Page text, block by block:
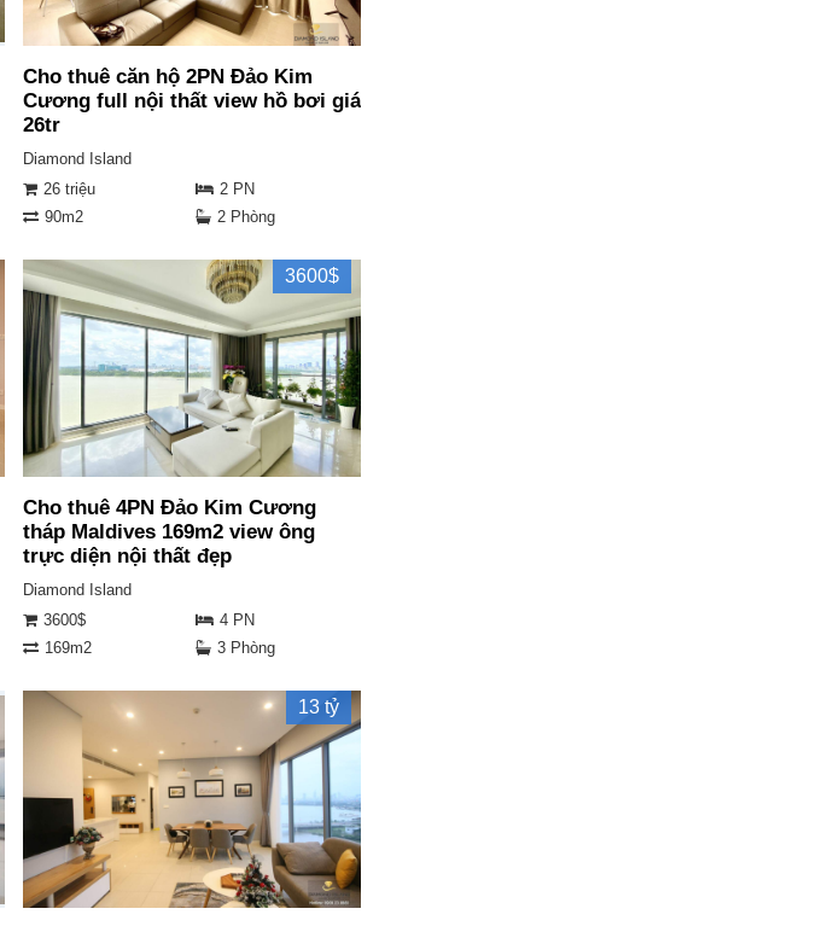
Cho thuê căn hộ 2PN Đảo Kim
Cương full nội thất view hồ bơi giá
26tr
Diamond Island
26 triệu
2 PN
90m2
2 Phòng
3600$
Cho thuê 4PN Đảo Kim Cương
tháp Maldives 169m2 view ông
trực diện nội thất đẹp
Diamond Island
3600$
4 PN
169m2
3 Phòng
13 tỷ